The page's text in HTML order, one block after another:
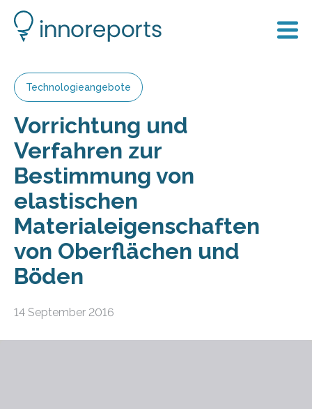
Technologieangebote
Vorrichtung und
Verfahren zur
Bestimmung von
elastischen
Materialeigenschaften
von Oberflächen und
Böden
14 September 2016